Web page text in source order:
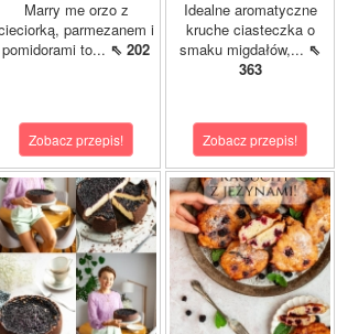
Marry me orzo z
parmezanem i
pomidorami to... ⇖ 202
Zobacz przepis!
Idealne aromatyczne
kruche ciasteczka o
smaku migdałów,... ⇖
363
Zobacz przepis!